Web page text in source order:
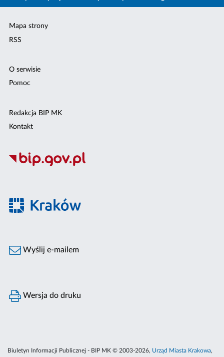
Mapa strony
RSS
O serwisie
Pomoc
Redakcja BIP MK
Kontakt
Wyślij e-mailem
Wersja do druku
Biuletyn Informacji Publicznej - BIP MK © 2003-2026, Urząd Miasta Krakowa,